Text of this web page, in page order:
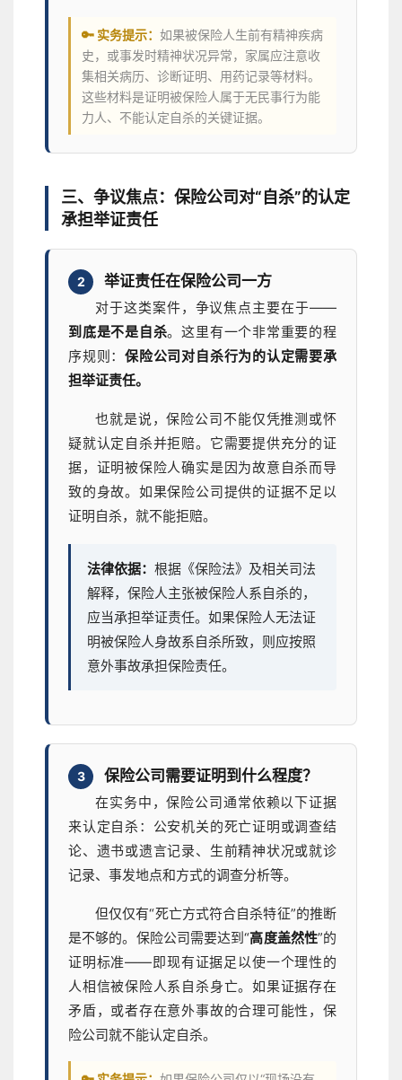
🔑 实务提示： 如果被保险人生前有精神疾病
史，或事发时精神状况异常，家属应注意收
集相关病历、诊断证明、用药记录等材料。
这些材料是证明被保险人属于无民事行为能
力人、不能认定自杀的关键证据。
三、争议焦点：保险公司对“自杀”的认定
承担举证责任
2 举证责任在保险公司一方
对于这类案件，争议焦点主要在于——
到底是不是自杀。这里有一个非常重要的程
序规则：保险公司对自杀行为的认定需要承
担举证责任。
也就是说，保险公司不能仅凭推测或怀
疑就认定自杀并拒赔。它需要提供充分的证
据，证明被保险人确实是因为故意自杀而导
致的身故。如果保险公司提供的证据不足以
证明自杀，就不能拒赔。
法律依据： 根据《保险法》及相关司法
解释，保险人主张被保险人系自杀的，
应当承担举证责任。如果保险人无法证
明被保险人身故系自杀所致，则应按照
意外事故承担保险责任。
3 保险公司需要证明到什么程度？
在实务中，保险公司通常依赖以下证据
来认定自杀：公安机关的死亡证明或调查结
论、遗书或遗言记录、生前精神状况或就诊
记录、事发地点和方式的调查分析等。
但仅仅有“死亡方式符合自杀特征”的推断
是不够的。保险公司需要达到“高度盖然性”的
证明标准——即现有证据足以使一个理性的
人相信被保险人系自杀身亡。如果证据存在
矛盾，或者存在意外事故的合理可能性，保
险公司就不能认定自杀。